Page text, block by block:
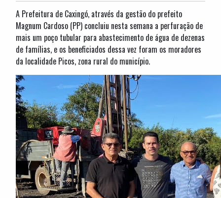
A Prefeitura de Caxingó, através da gestão do prefeito
Magnum Cardoso (PP) concluiu nesta semana a perfuração de
mais um poço tubular para abastecimento de água de dezenas
de famílias, e os beneficiados dessa vez foram os moradores
da localidade Picos, zona rural do município.